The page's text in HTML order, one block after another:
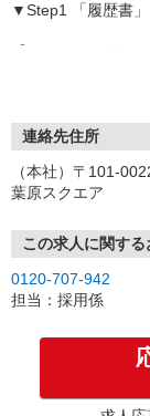
▼Step1 「履歴書」
いつでも好きな時
受付時間/平日9:00
【来場登録（目安1
▼Step2 全国にある
ご案内
▼Step3 就業前に職
応募⇒最短で2日後
連絡先住所
（本社）〒101-
葉原スクエア
この求人に関す
0120-707-942
担当：採用係